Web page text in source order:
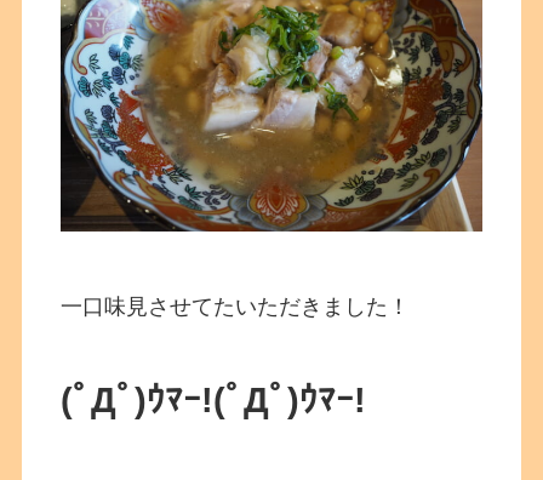
一口味見させてたいただきました！
(ﾟДﾟ)ｳﾏｰ!(ﾟДﾟ)ｳﾏｰ!